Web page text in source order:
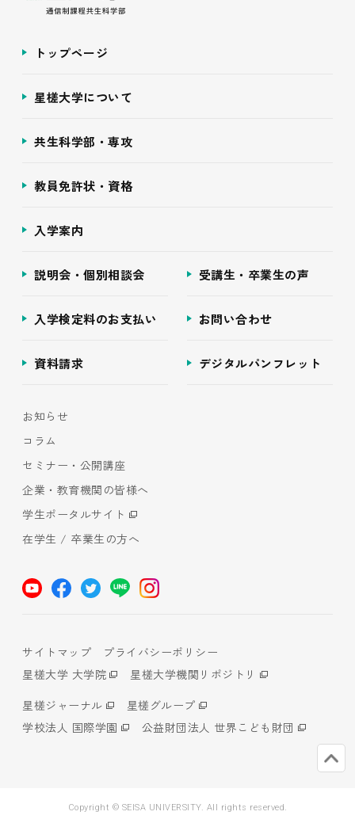
トップページ
星槎大学について
共生科学部・専攻
教員免許状・資格
入学案内
説明会・個別相談会 受講生・卒業生の声
入学検定料のお支払い お問い合わせ
資料請求 デジタルパンフレット
お知らせ
コラム
セミナー・公開講座
企業・教育機関の皆様へ
学生ポータルサイト
在学生 / 卒業生の方へ
サイトマップ
プライバシーポリシー
星槎大学 大学院
星槎大学機関リポジトリ
星槎ジャーナル
星槎グループ
学校法人 国際学園
公益財団法人 世界こども財団
Copyright © SEISA UNIVERSITY. All rights reserved.